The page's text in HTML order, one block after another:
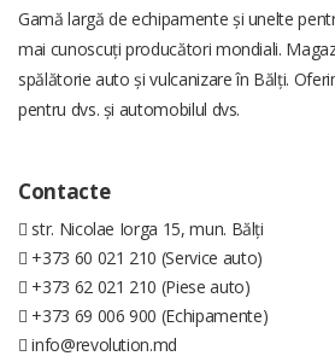
Gamă largă de echipamente și unelte
mai cunoscuți producători mondiali.
spălătorie auto și vulcanizare în Bălți.
pentru dvs. și automobilul dvs.
Contacte
str. Nicolae Iorga 15, mun. Bălți
+373 60 021 210 (Service auto)
+373 62 021 210 (Piese auto)
+373 69 006 900 (Echipamente)
info@revolution.md